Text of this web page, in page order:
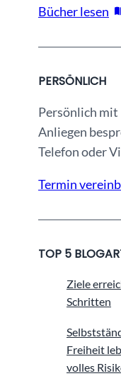
?
Bücher lesen
PERSÖNLICH
Persönlich mit
Anliegen
Telefon oder
Termin
TOP 5
Ziele
Schritten
Freiheit
volles